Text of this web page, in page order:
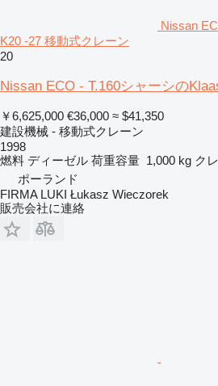
Nissan
K20 -27 移動式クレーン
20
Nissan ECO - T.160シャーシの
￥6,625,000 €36,000 ≈ $41,350
建設機械 - 移動式クレーン
1998
燃料 ディーゼル 荷重容量 1,000 kg ク
ポーランド
FIRMA LUKI Łukasz Wieczorek
販売会社に連絡